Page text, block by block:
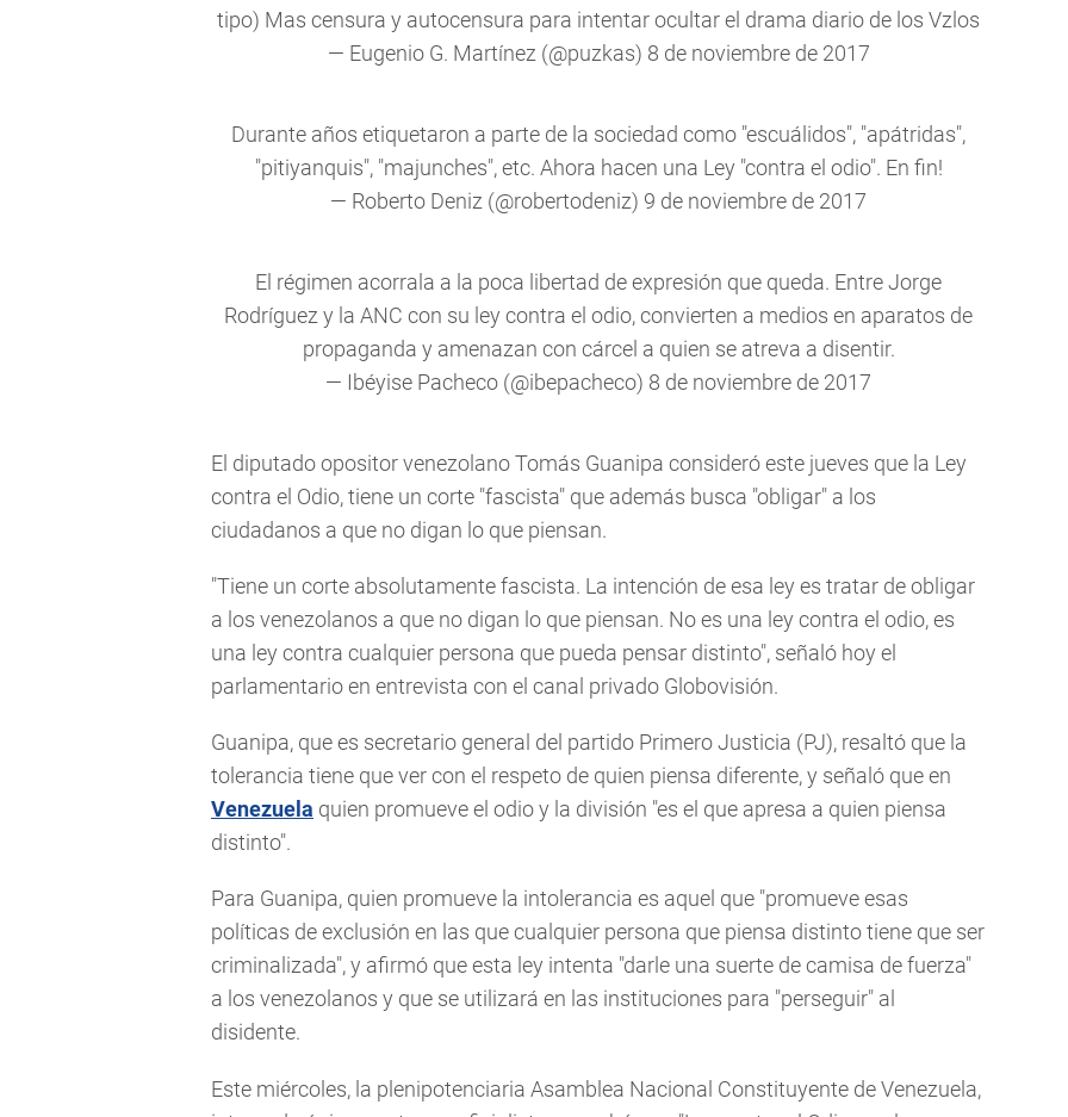
tipo) Mas censura y autocensura para intentar ocultar el drama diario de los Vzlos
— Eugenio G. Martínez (@puzkas) 8 de noviembre de 2017
Durante años etiquetaron a parte de la sociedad como "escuálidos", "apátridas",
"pitiyanquis", "majunches", etc. Ahora hacen una Ley "contra el odio". En fin!
— Roberto Deniz (@robertodeniz) 9 de noviembre de 2017
El régimen acorrala a la poca libertad de expresión que queda. Entre Jorge
Rodríguez y la ANC con su ley contra el odio, convierten a medios en aparatos de
propaganda y amenazan con cárcel a quien se atreva a disentir.
— Ibéyise Pacheco (@ibepacheco) 8 de noviembre de 2017
El diputado opositor venezolano Tomás Guanipa consideró este jueves que la Ley
contra el Odio, tiene un corte "fascista" que además busca "obligar" a los
ciudadanos a que no digan lo que piensan.
"Tiene un corte absolutamente fascista. La intención de esa ley es tratar de obligar
a los venezolanos a que no digan lo que piensan. No es una ley contra el odio, es
una ley contra cualquier persona que pueda pensar distinto", señaló hoy el
parlamentario en entrevista con el canal privado Globovisión.
Guanipa, que es secretario general del partido Primero Justicia (PJ), resaltó que la
tolerancia tiene que ver con el respeto de quien piensa diferente, y señaló que en
Venezuela quien promueve el odio y la división "es el que apresa a quien piensa
distinto".
Para Guanipa, quien promueve la intolerancia es aquel que "promueve esas
políticas de exclusión en las que cualquier persona que piensa distinto tiene que ser
criminalizada", y afirmó que esta ley intenta "darle una suerte de camisa de fuerza"
a los venezolanos y que se utilizará en las instituciones para "perseguir" al
disidente.
Este miércoles, la plenipotenciaria Asamblea Nacional Constituyente de Venezuela,